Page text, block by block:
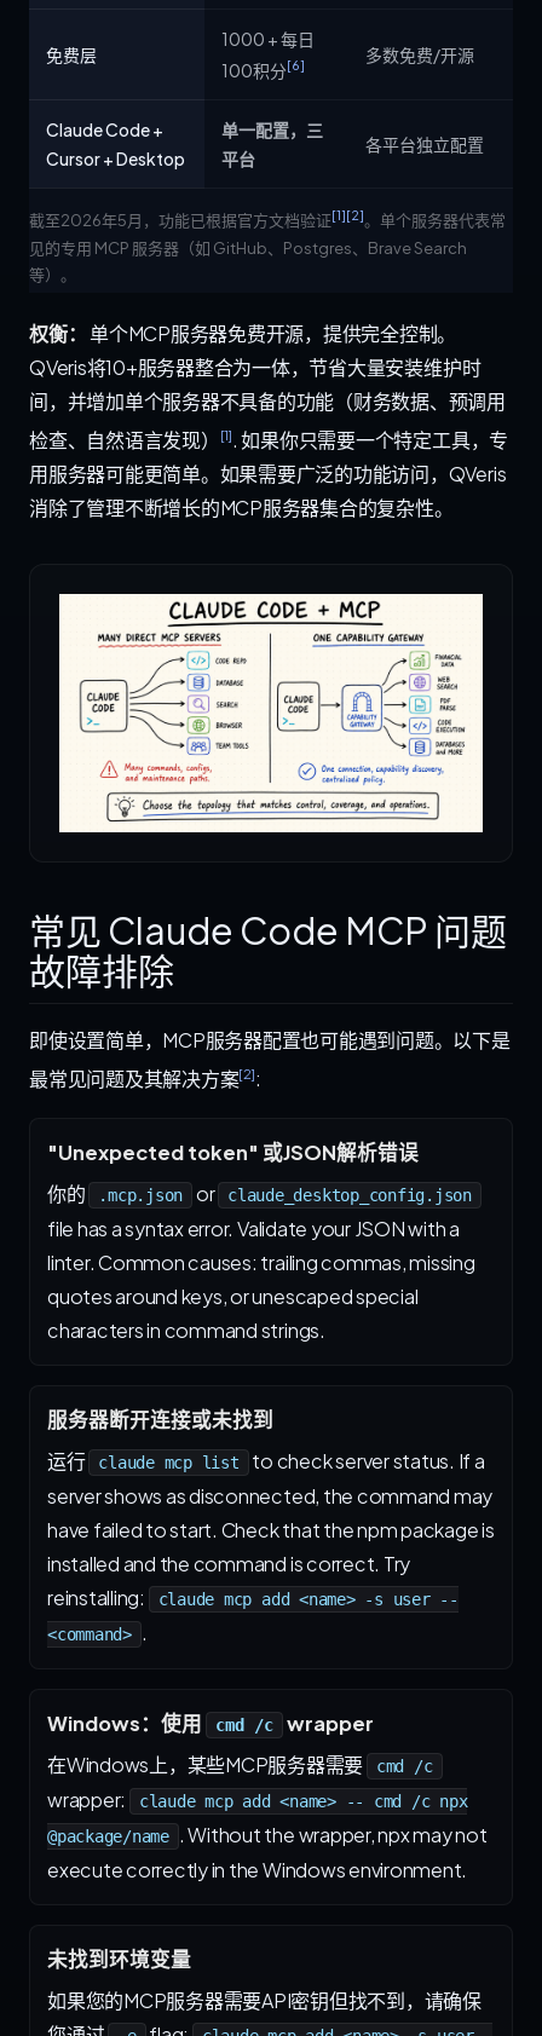
截至2026年5月，功能已根据官方文档验证[1][2]。单个服务器代表常
见的专用 MCP 服务器（如 GitHub、Postgres、Brave Search
等）。
免费层
1000 + 每日
100积分[6] 多数免费/开源
Claude Code +
Cursor + Desktop
单一配置，三
平台
各平台独立配置
权衡： 单个MCP服务器免费开源，提供完全控制。
QVeris将10+服务器整合为一体，节省大量安装维护时
间，并增加单个服务器不具备的功能（财务数据、预调用
检查、自然语言发现）
[1]. 如果你只需要一个特定工具，专
用服务器可能更简单。如果需要广泛的功能访问，QVeris
消除了管理不断增长的MCP服务器集合的复杂性。
常见 Claude Code MCP 问题
故障排除
即使设置简单，MCP服务器配置也可能遇到问题。以下是
最常见问题及其解决方案[2]:
"Unexpected token" 或JSON解析错误
你的
.mcp.json or claude_desktop_config.json
file has a syntax error. Validate your JSON with a
linter. Common causes: trailing commas, missing
quotes around keys, or unescaped special
characters in command strings.
服务器断开连接或未找到
运行
claude mcp list
to check server status. If a
server shows as disconnected, the command may
have failed to start. Check that the npm package is
installed and the command is correct. Try
reinstalling:
claude mcp add <name> -s user --
<command> .
Windows：使用 cmd /c
wrapper
在Windows上，某些MCP服务器需要
cmd /c
wrapper:
claude mcp add <name> -- cmd /c npx
@package/name . Without the wrapper, npx may not
execute correctly in the Windows environment.
未找到环境变量
如果您的MCP服务器需要API密钥但找不到，请确保